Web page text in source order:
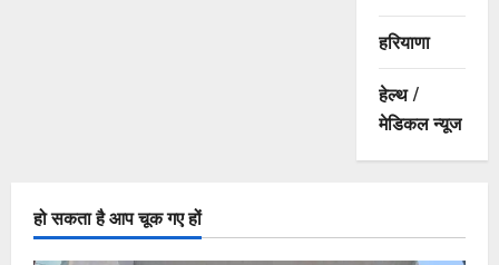
हरियाणा
हेल्थ /
मेडिकल न्यूज
हो सकता है आप चूक गए हों